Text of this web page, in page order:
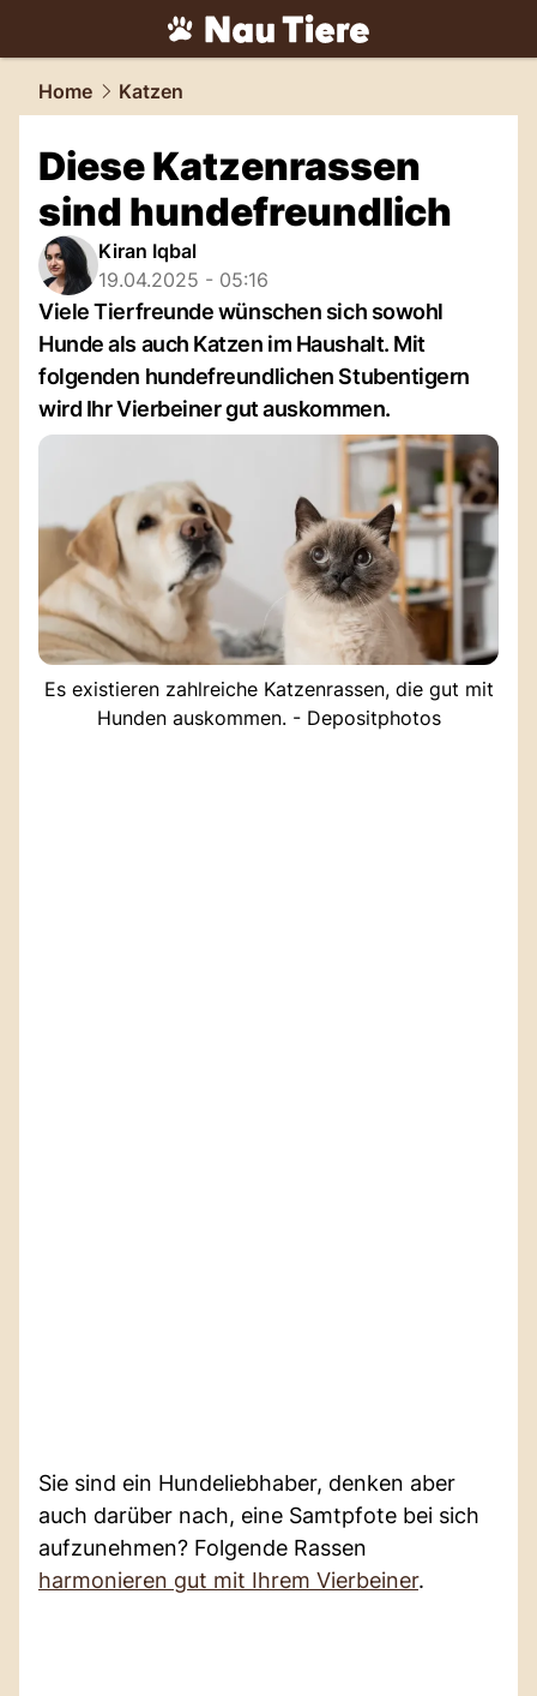
tiere.NAU.ch
Home Katzen
Diese Katzenrassen
sind hundefreundlich
Kiran Iqbal
19.04.2025 - 05:16
Viele Tierfreunde wünschen sich sowohl
Hunde als auch Katzen im Haushalt. Mit
folgenden hundefreundlichen Stubentigern
wird Ihr Vierbeiner gut auskommen.
Es existieren zahlreiche Katzenrassen, die gut mit
Hunden auskommen. - Depositphotos
Sie sind ein Hundeliebhaber, denken aber
auch darüber nach, eine Samtpfote bei sich
aufzunehmen? Folgende Rassen
harmonieren gut mit Ihrem Vierbeiner.